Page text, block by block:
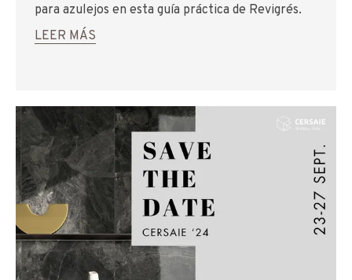
para azulejos en esta guía práctica de Revigrés.
LEER MÁS